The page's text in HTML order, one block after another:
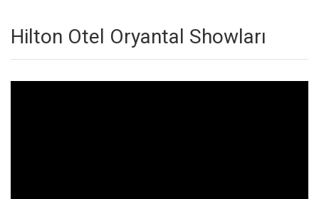
Hilton Otel Oryantal Showları